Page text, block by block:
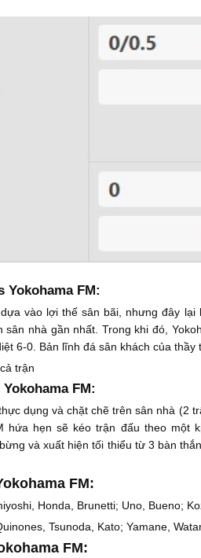
Yokohama FM:
vào lợi thế sân bãi, nhưng đây
sân nhà gần nhất. Trong khi đó,
6-0. Bản lĩnh đá sân khách của
trận
FM:
dụng và chặt chẽ trên sân nhà (2
hứa hẹn sẽ kéo trận đấu theo
và xuất hiện tối thiểu từ 3 bàn
FM:
Honda, Brunetti; Uno, Bueno;
Tsunoda, Kato; Yamane,
FM: